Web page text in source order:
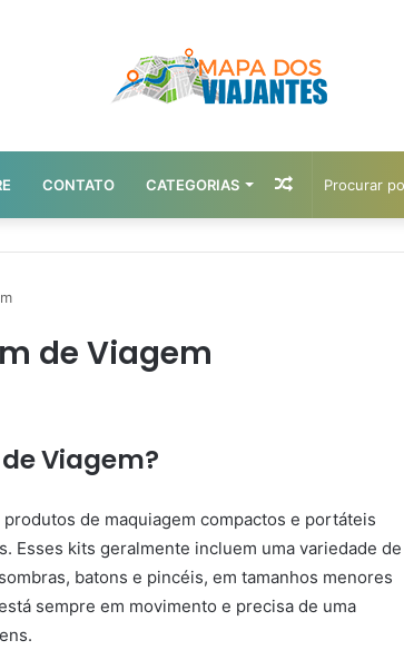
CONTATO CATEGORIAS Artigo
aleatório
de Viagem
Viagem?
de maquiagem compactos e portáteis
Esses kits geralmente incluem uma variedade de
batons e pincéis, em tamanhos menores
sempre em movimento e precisa de uma